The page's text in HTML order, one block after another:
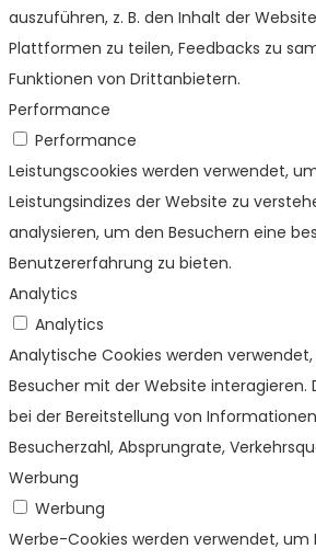
auszuführen, z. B. den Inhalt der
Plattformen zu teilen, Feedbacks zu
Funktionen von Drittanbietern.
Performance
Performance
Leistungscookies werden verwendet,
Leistungsindizes der Website zu
analysieren, um den Besuchern eine
Benutzererfahrung zu bieten.
Analytics
Analytics
Analytische Cookies werden
Besucher mit der Website interagieren.
bei der Bereitstellung von
Besucherzahl, Absprungrate,
Werbung
Werbung
Werbe-Cookies werden verwendet, um